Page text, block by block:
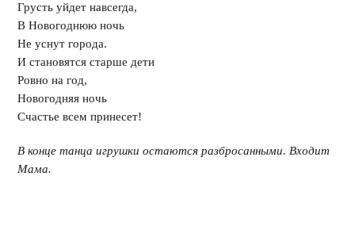
Грусть уйдет навсегда,
В Новогоднюю ночь
Не уснут города.
И становятся старше дети
Ровно на год,
Новогодняя ночь
Счастье всем принесет!
В конце танца игрушки остаются разбросанными. Входит
Мама.